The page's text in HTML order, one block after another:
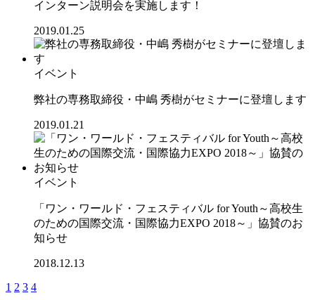
インターン説明会を実施します！
2019.01.25
イベント
弊社の専務取締役・中嶋 秀樹がセミナーに登壇します
2019.01.21
イベント
「ワン・ワールド・フェスティバル for Youth～高校生
のための国際交流・国際協力EXPO 2018～」協賛のお
知らせ
2018.12.13
1 2 3 4